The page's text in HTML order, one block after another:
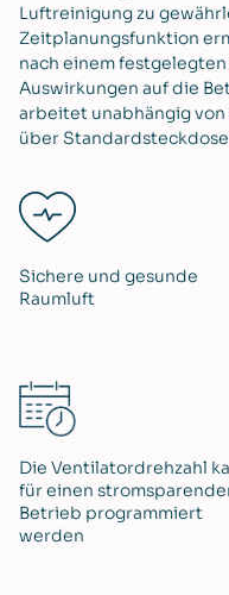
Luftreinigung zu
Zeitplanungsfunktion
nach einem
Auswirkungen auf die
arbeitet unabhängig
über
Sichere und gesunde
Raumluft
Die Ventilatordrehzahl
für einen
Betrieb programmiert
werden